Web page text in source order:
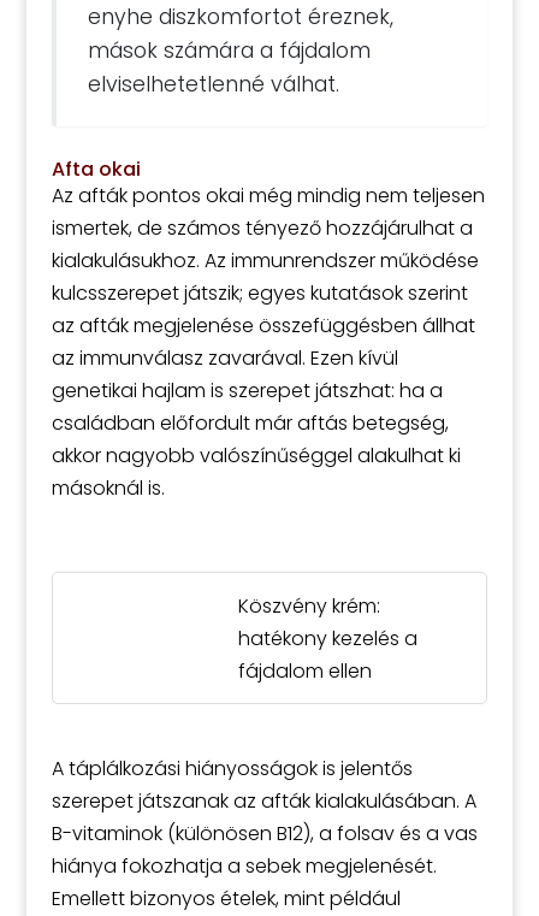
enyhe diszkomfortot éreznek,
mások számára a fájdalom
elviselhetetlenné válhat.
Afta okai
Az afták pontos okai még mindig nem teljesen
ismertek, de számos tényező hozzájárulhat a
kialakulásukhoz. Az immunrendszer működése
kulcsszerepet játszik; egyes kutatások szerint
az afták megjelenése összefüggésben állhat
az immunválasz zavarával. Ezen kívül
genetikai hajlam is szerepet játszhat: ha a
családban előfordult már aftás betegség,
akkor nagyobb valószínűséggel alakulhat ki
másoknál is.
Köszvény krém:
hatékony kezelés a
fájdalom ellen
A táplálkozási hiányosságok is jelentős
szerepet játszanak az afták kialakulásában. A
B-vitaminok (különösen B12), a folsav és a vas
hiánya fokozhatja a sebek megjelenését.
Emellett bizonyos ételek, mint például